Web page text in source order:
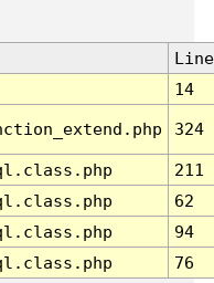
Line
14
324
211
62
94
76